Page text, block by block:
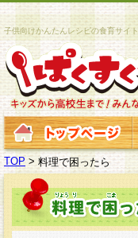
子供向けかんたんレシピの食育サイト
TOP >料理で困ったら